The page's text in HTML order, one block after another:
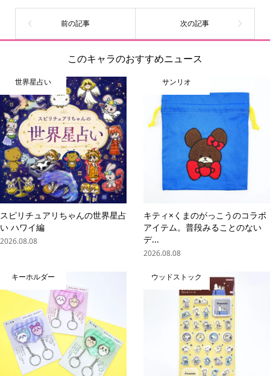
このキャラのおすすめニュース
世界星占い
スピリチュアリちゃんの世界星占
い ハワイ編
2026.08.08
サンリオ
キティ×くまのがっこうのコラボ
アイテム。普段みることのない
デ...
2026.08.08
キーホルダー ウッドストック